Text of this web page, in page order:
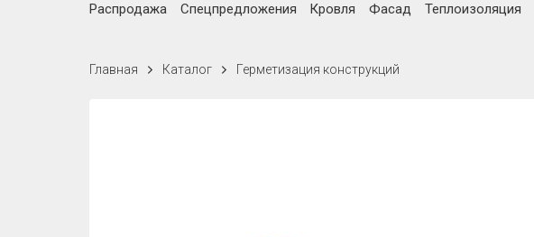
Распродажа Спецпредложения Кровля Фасад Теплоизоляция
Главная Каталог Герметизация конструкций